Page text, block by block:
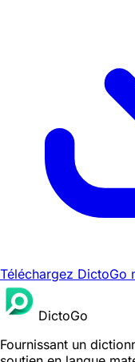
Téléchargez DictoGo
DictoGo
Fournissant un